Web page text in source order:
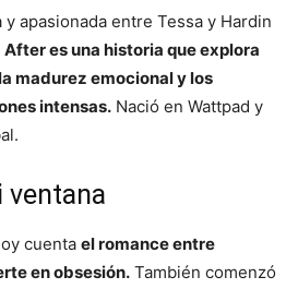
apasionada entre Tessa y Hardin
After es una historia que explora
madurez emocional y los
intensas. Nació en Wattpad y
ventana
cuenta el romance entre
en obsesión. También comenzó